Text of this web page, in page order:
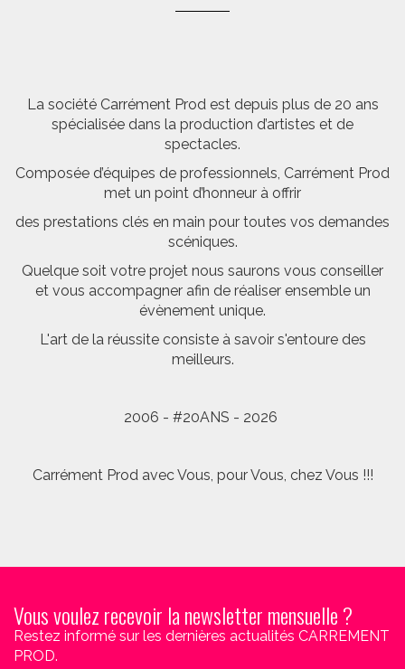
La société Carrément Prod est depuis plus de 20 ans
spécialisée dans la production d’artistes et de
spectacles.
Composée d’équipes de professionnels, Carrément Prod
met un point d’honneur à offrir
des prestations clés en main pour toutes vos demandes
scéniques.
Quelque soit votre projet nous saurons vous conseiller
et vous accompagner afin de réaliser ensemble un
évènement unique.
L'art de la réussite consiste à savoir s'entoure des
meilleurs.
2006 - #20ANS - 2026
Carrément Prod avec Vous, pour Vous, chez Vous !!!
Vous voulez recevoir la newsletter mensuelle ?
Restez informé sur les dernières actualités CARREMENT
PROD.